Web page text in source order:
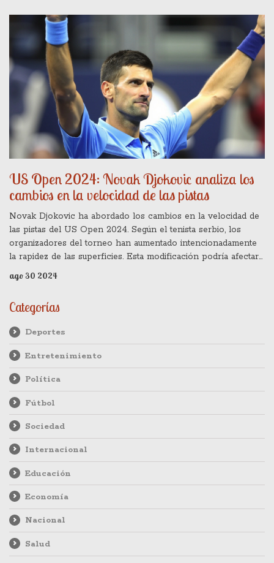
US Open 2024: Novak Djokovic analiza los
cambios en la velocidad de las pistas
Novak Djokovic ha abordado los cambios en la velocidad de
las pistas del US Open 2024. Según el tenista serbio, los
organizadores del torneo han aumentado intencionadamente
la rapidez de las superficies. Esta modificación podría afectar
significativamente el juego y la estrategia de los jugadores. Las
declaraciones de Djokovic destacan la importancia de
ago 30 2024
Categorías
Deportes
Entretenimiento
Política
Fútbol
Sociedad
Internacional
Educación
Economía
Nacional
Salud